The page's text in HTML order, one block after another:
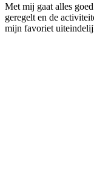
Met mij gaat alles
geregelt en de
mijn favoriet